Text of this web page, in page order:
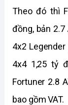
Theo đó thì
đồng, bản 2.7
4x2
4x4 1,25 tỷ
Fortuner 2.8
bao gồm VAT.